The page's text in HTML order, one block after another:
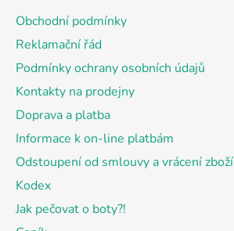
Obchodní podmínky
Reklamační řád
Podmínky ochrany osobních údajů
Kontakty na prodejny
Doprava a platba
Informace k on-line platbám
Odstoupení od smlouvy a vrácení zboží
Kodex
Jak pečovat o boty?!